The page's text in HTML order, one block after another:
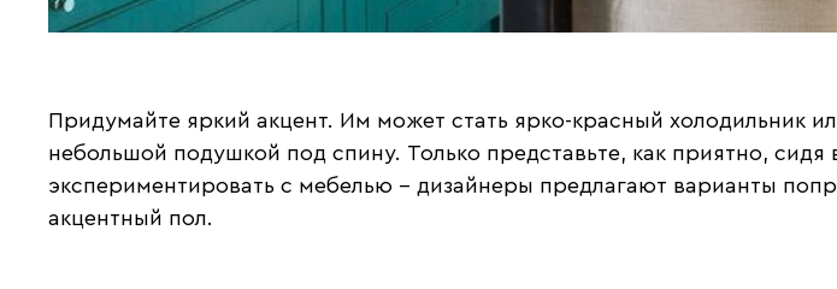
Придумайте яркий акцент. Им может стать ярко-красный холодильник
небольшой подушкой под спину. Только представьте, как приятно,
экспериментировать с мебелью – дизайнеры предлагают варианты
акцентный пол.